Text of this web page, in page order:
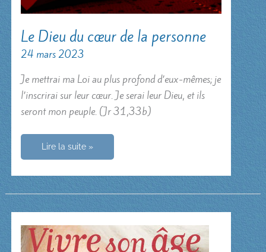
Le Dieu du cœur de la personne
24 mars 2023
Je mettrai ma Loi au plus profond d’eux-mêmes; je
l’inscrirai sur leur cœur. Je serai leur Dieu, et ils
seront mon peuple. (Jr 31,33b)
Le
du
de
la
personne
Lire la suite »